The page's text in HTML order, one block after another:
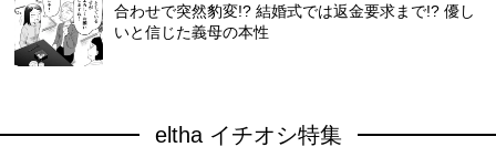
合わせで突然豹変!? 結婚式では返金要求まで!? 優し
いと信じた義母の本性
eltha イチオシ特集